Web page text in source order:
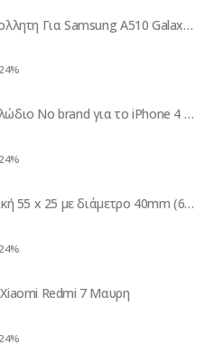
Ταινια Αυτοκολλητη Για Samsung A510 Galaxy A5 2016
Δεδομένα Καλώδιο No brand για το iPhone 4 / 4S, iPad 2/3, Flat, 25сm - 14245
Ετικέτα Θερμική 55 x 25 με διάμετρο 40mm (60τμχ/κιβ.)
Redmi 7 Μαυρη